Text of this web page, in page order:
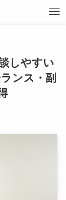
しやすい
ンス・副